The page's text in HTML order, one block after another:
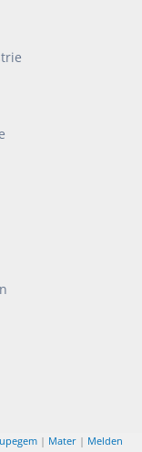
| Mater | Melden